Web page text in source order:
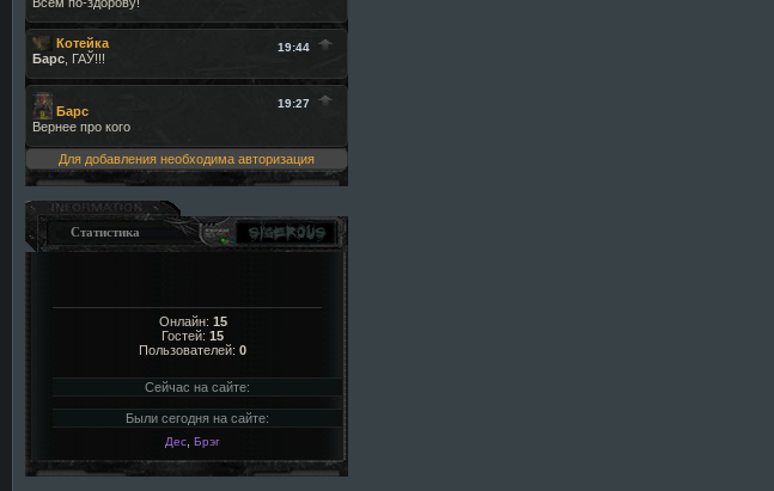
Для добавления необходима авторизация
Статистика
Онлайн: 15
Гостей: 15
Пользователей: 0
Сейчас на сайте:
Были сегодня на сайте:
Дес Брэг